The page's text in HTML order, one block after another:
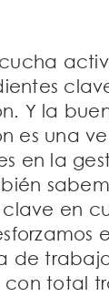
Y la
es una
en la
en
de
total